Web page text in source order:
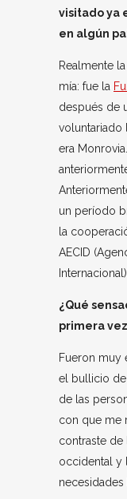
visitado ya
en algún
Realmente
mía: fue la
después de
voluntariado
era
un período
la
AECID
Internacional).
¿Qué
primera
Fueron muy
el bullicio de
de las
con que me
contraste de
occidental y
necesidades